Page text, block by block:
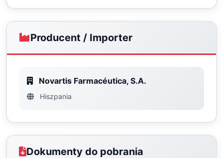
Producent / Importer
Novartis Farmacéutica, S.A.
Hiszpania
Dokumenty do pobrania